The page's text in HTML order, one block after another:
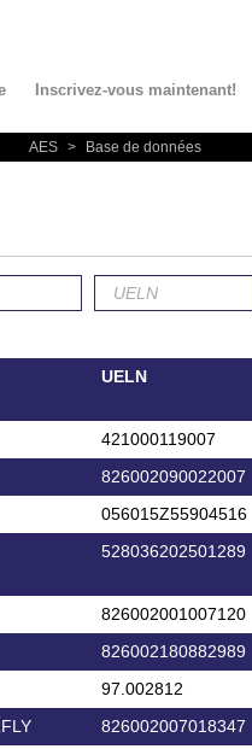
Inscrivez-vous maintenant!
AES > Base de données
UELN
421000119007
826002090022007
056015Z55904516
528036202501289
826002001007120
826002180882989
97.002812
826002007018347